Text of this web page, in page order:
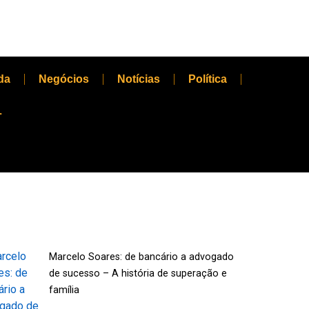
Negócios Notícias Política
Marcelo Soares: de bancário a advogado
de sucesso – A história de superação e
família